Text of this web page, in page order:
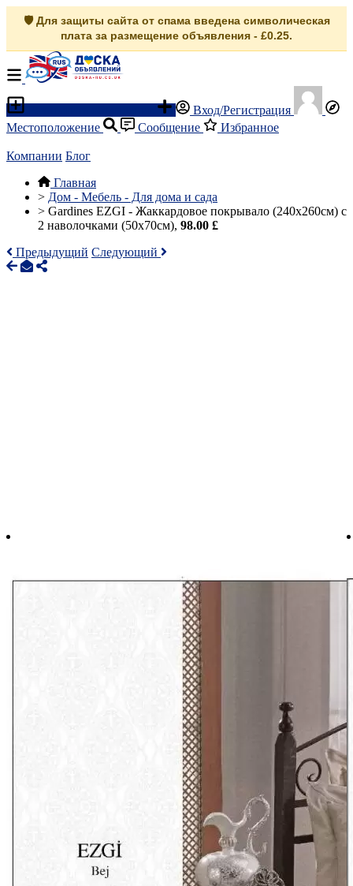
🛡️ Для защиты сайта от спама введена символическая
плата за размещение объявления - £0.25.
Вход/Регистрация
Местоположение
Сообщение Избранное
Компании Блог
Главная
> Дом - Мебель - Для дома и сада
> Gardines EZGI - Жаккардовое покрывало (240x260см) с
2 наволочками (50x70см), 98.00 £
Предыдущий Следующий